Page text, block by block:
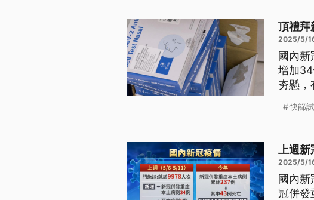
頂禮拜
2025/5/
國內
增加
夯懸，
快篩
上週新
2025/5/
國內
冠併發